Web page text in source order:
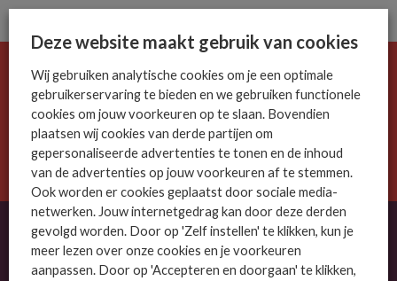
De ICT-wereld is snel. Mis niets.
Meld je nu aan voor de MSP Business nieuwsbrief.
AANMELDEN
OVER MSP BUSINESS
Deze website maakt gebruik van cookies
Wij gebruiken analytische cookies om je een optimale
gebruikerservaring te bieden en we gebruiken functionele
cookies om jouw voorkeuren op te slaan. Bovendien
plaatsen wij cookies van derde partijen om
gepersonaliseerde advertenties te tonen en de inhoud
van de advertenties op jouw voorkeuren af te stemmen.
Ook worden er cookies geplaatst door sociale media-
netwerken. Jouw internetgedrag kan door deze derden
gevolgd worden. Door op 'Zelf instellen' te klikken, kun je
meer lezen over onze cookies en je voorkeuren
aanpassen. Door op 'Accepteren en doorgaan' te klikken,